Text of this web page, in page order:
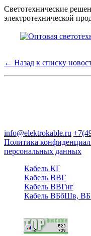
Светотехнические
электротехнической
← Назад к списку
info@elektrokable.ru
Политика
персональных данных
Кабель КГ
Кабель ВВГ
Кабель ВВГнг
Кабель ВБбШв,